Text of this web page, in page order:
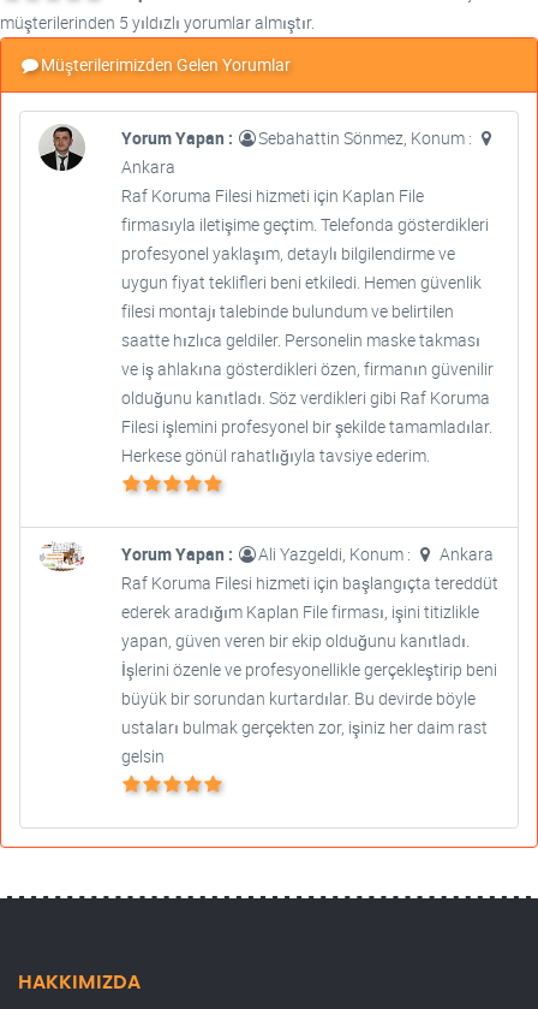
müşterilerinden 5 yıldızlı yorumlar almıştır.
Müşterilerimizden Gelen Yorumlar
Yorum Yapan :
Sebahattin Sönmez, Konum :
Ankara
Raf Koruma Filesi hizmeti için Kaplan File
firmasıyla iletişime geçtim. Telefonda gösterdikleri
profesyonel yaklaşım, detaylı bilgilendirme ve
uygun fiyat teklifleri beni etkiledi. Hemen güvenlik
filesi montajı talebinde bulundum ve belirtilen
saatte hızlıca geldiler. Personelin maske takması
ve iş ahlakına gösterdikleri özen, firmanın güvenilir
olduğunu kanıtladı. Söz verdikleri gibi Raf Koruma
Filesi işlemini profesyonel bir şekilde tamamladılar.
Herkese gönül rahatlığıyla tavsiye ederim.
Yorum Yapan : Ali Yazgeldi, Konum :
Ankara
Raf Koruma Filesi hizmeti için başlangıçta tereddüt
ederek aradığım Kaplan File firması, işini titizlikle
yapan, güven veren bir ekip olduğunu kanıtladı.
İşlerini özenle ve profesyonellikle gerçekleştirip beni
büyük bir sorundan kurtardılar. Bu devirde böyle
ustaları bulmak gerçekten zor, işiniz her daim rast
gelsin
HAKKIMIZDA